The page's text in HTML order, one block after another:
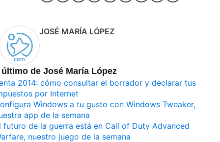
JOSÉ MARÍA LÓPEZ
de José María López
2014: cómo consultar el borrador y declarar tus
por Internet
Windows a tu gusto con Windows Tweaker,
app de la semana
futuro de la guerra está en Call of Duty Advanced
nuestro juego de la semana